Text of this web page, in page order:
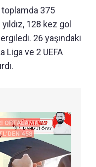
toplamda 375
128 kez gol
26 yaşındaki
Liga ve 2 UEFA